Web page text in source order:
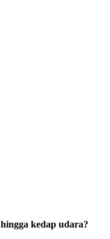
kedap udara?